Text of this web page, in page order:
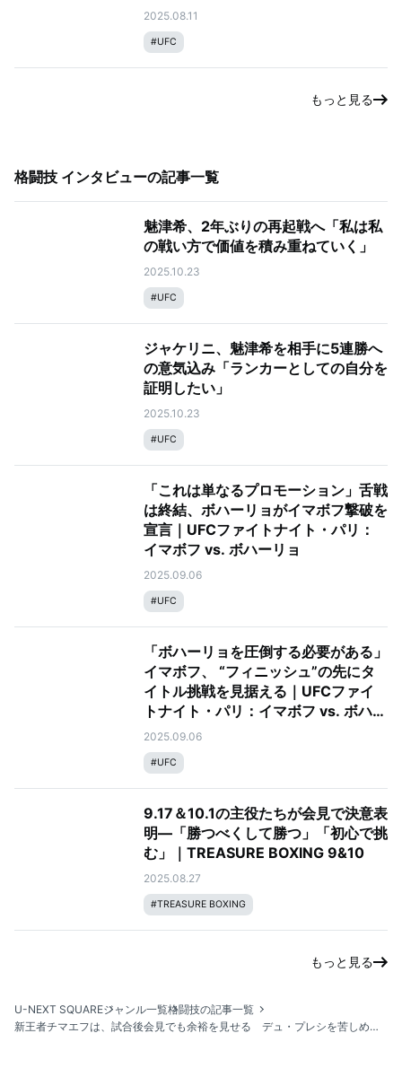
UFCファイトナイト・ラスベガス
109：ドリッゼ vs. ヘルナンデス
2025.08.11
#UFC
もっと見る
格闘技 インタビューの記事一覧
魅津希、2年ぶりの再起戦へ「私は私
の戦い方で価値を積み重ねていく」
2025.10.23
#UFC
ジャケリニ、魅津希を相手に5連勝へ
の意気込み「ランカーとしての自分を
証明したい」
2025.10.23
#UFC
「これは単なるプロモーション」舌戦
は終結、ボハーリョがイマボフ撃破を
宣言｜UFCファイトナイト・パリ：
イマボフ vs. ボハーリョ
2025.09.06
#UFC
「ボハーリョを圧倒する必要がある」
イマボフ、 “フィニッシュ”の先にタ
イトル挑戦を見据える｜UFCファイ
トナイト・パリ：イマボフ vs. ボハー
リョ
2025.09.06
#UFC
9.17＆10.1の主役たちが会見で決意表
明—「勝つべくして勝つ」「初心で挑
む」｜TREASURE BOXING 9&10
2025.08.27
#TREASURE BOXING
もっと見る
U-NEXT SQUAREジャンル一覧格闘技の記事一覧
新王者チマエフは、試合後会見でも余裕を見せる デュ・プレシを苦しめたポジションは「お遊びみたいなもの」｜UFC 319：デュ・プレシ vs. チマエフ